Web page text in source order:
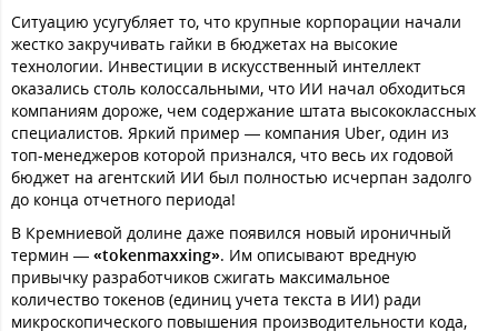
Ситуацию усугубляет то, что крупные корпорации начали
жестко закручивать гайки в бюджетах на высокие
технологии. Инвестиции в искусственный интеллект
оказались столь колоссальными, что ИИ начал обходиться
компаниям дороже, чем содержание штата высококлассных
специалистов. Яркий пример — компания Uber, один из
топ-менеджеров которой признался, что весь их годовой
бюджет на агентский ИИ был полностью исчерпан задолго
до конца отчетного периода!
В Кремниевой долине даже появился новый ироничный
термин — «tokenmaxxing». Им описывают вредную
привычку разработчиков сжигать максимальное
количество токенов (единиц учета текста в ИИ) ради
микроскопического повышения производительности кода,